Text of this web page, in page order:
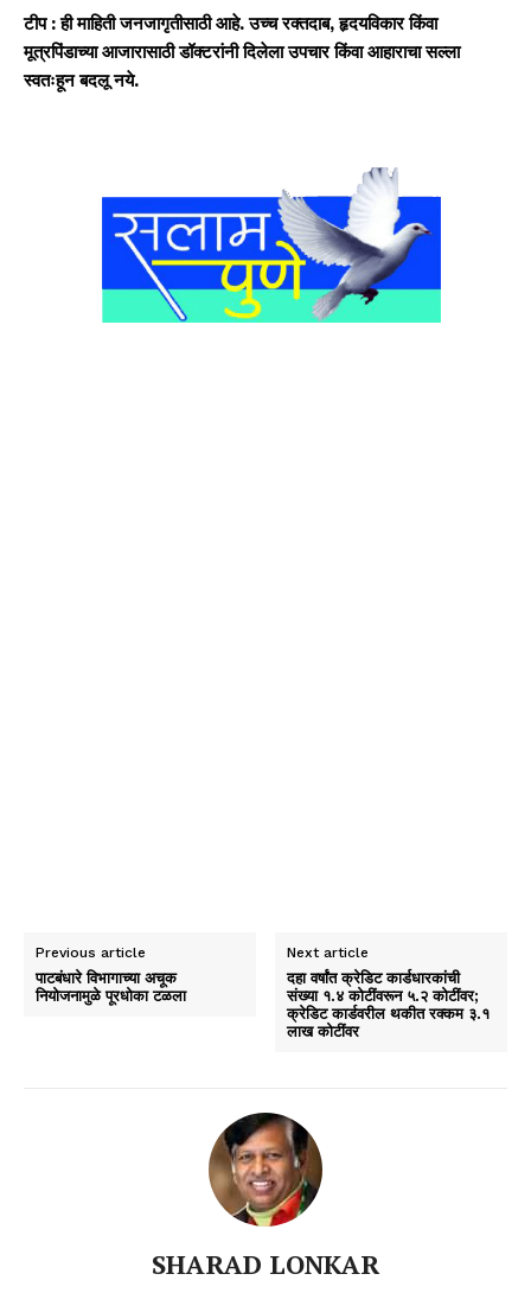
टीप : ही माहिती जनजागृतीसाठी आहे. उच्च रक्तदाब, हृदयविकार किंवा
मूत्रपिंडाच्या आजारासाठी डॉक्टरांनी दिलेला उपचार किंवा आहाराचा सल्ला
स्वतःहून बदलू नये.
Previous article
पाटबंधारे विभागाच्या अचूक
नियोजनामुळे पूरधोका टळला
Next article
दहा वर्षांत क्रेडिट कार्डधारकांची
संख्या १.४ कोटींवरून ५.२ कोटींवर;
क्रेडिट कार्डवरील थकीत रक्कम ३.१
लाख कोटींवर
SHARAD LONKAR